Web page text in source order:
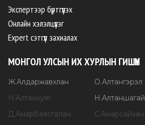
Экспертээр бүртгүүлэх
Онлайн хэлэлцүүлэг
Expert сэтгүүл захиалах
МОНГОЛ УЛСЫН ИХ ХУРЛЫН ГИШҮҮН
Ж.Алдаржавхлан О.Алтангэрэл
Н.Алтанхуяг Н.Алтаншагай
Д.Амарбаясгалан С.Амарсайхан